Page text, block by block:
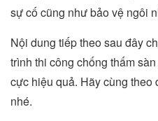
sự cố cũng như bảo vệ ngôi
Nội dung tiếp theo sau đây
trình thi công chống thấm
cực hiệu quả. Hãy cùng
nhé.